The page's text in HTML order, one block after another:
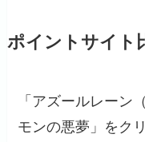
ポイントサイト
「アズールレーン
モンの悪夢」をク